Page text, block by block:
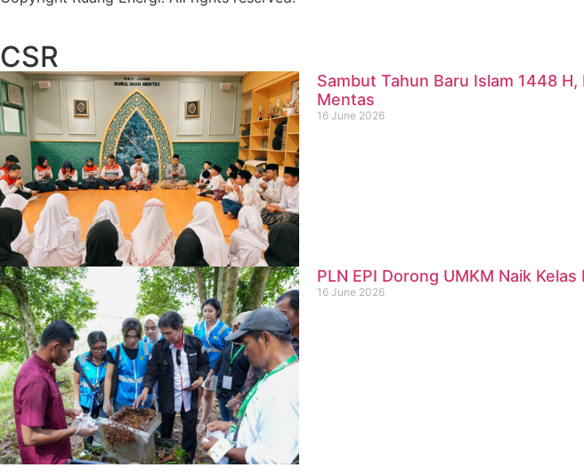
CSR
Sambut Tahun Baru Islam 1448
Mentas
16 June 2026
PLN EPI Dorong UMKM Naik
16 June 2026